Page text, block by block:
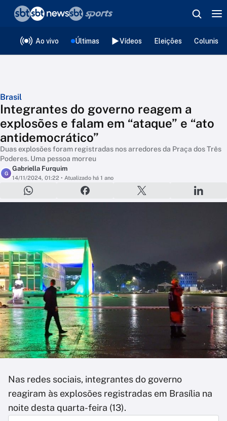
Ao vivo Últimas Vídeos Eleições
Brasil
Integrantes do governo reagem a
explosões e falam em “ataque” e “ato
antidemocrático”
Duas explosões foram registradas nos arredores da Praça dos Três
Poderes. Uma pessoa morreu
G
Gabriella Furquim
14/11/2024, 01:22 • Atualizado há 1 ano
Nas redes sociais, integrantes do governo
reagiram às explosões registradas em Brasília na
noite desta quarta-feira (13).
❮voltar
Editorias